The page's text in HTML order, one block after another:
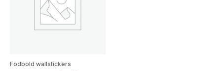
Fodbold wallstickers